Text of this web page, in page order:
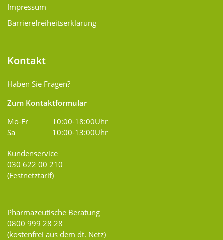
Impressum
Barrierefreiheitserklärung
Kontakt
Haben Sie Fragen?
Zum Kontaktformular
Mo-Fr
10:00-18:00Uhr
Sa
10:00-13:00Uhr
Kundenservice
030 622 00 210
(Festnetztarif)
Pharmazeutische Beratung
0800 999 28 28
(kostenfrei aus dem dt. Netz)